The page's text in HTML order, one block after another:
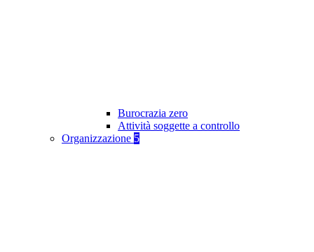
Burocrazia zero
Attività soggette a controllo
Organizzazione 5